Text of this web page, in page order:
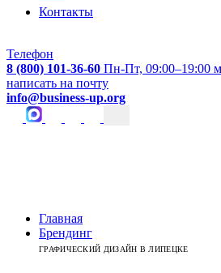
Контакты
Телефон
8 (800) 101-36-60 Пн-Пт, 09:00–19:00
написать на почту
info@business-up.org
Главная
Брендинг
ГРАФИЧЕСКИЙ ДИЗАЙН В ЛИПЕЦКЕ